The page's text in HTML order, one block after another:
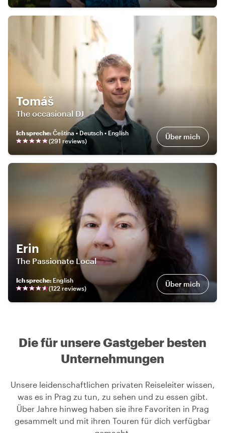
Tomáš
The occasional DJ
Ich spreche: Čeština • Deutsch • English
(291 reviews) Über mich
Erin
The Passionate Local
Ich spreche: English
(122 reviews) Über mich
Die für unsere Gastgeber besten
Unternehmungen
Unsere leidenschaftlichen privaten Reiseleiter wissen,
was es in Prag zu tun, zu sehen und zu essen gibt.
Über Jahre hinweg haben sie ihre Favoriten in Prag
gesammelt und mit ihren Touren für dich verfügbar